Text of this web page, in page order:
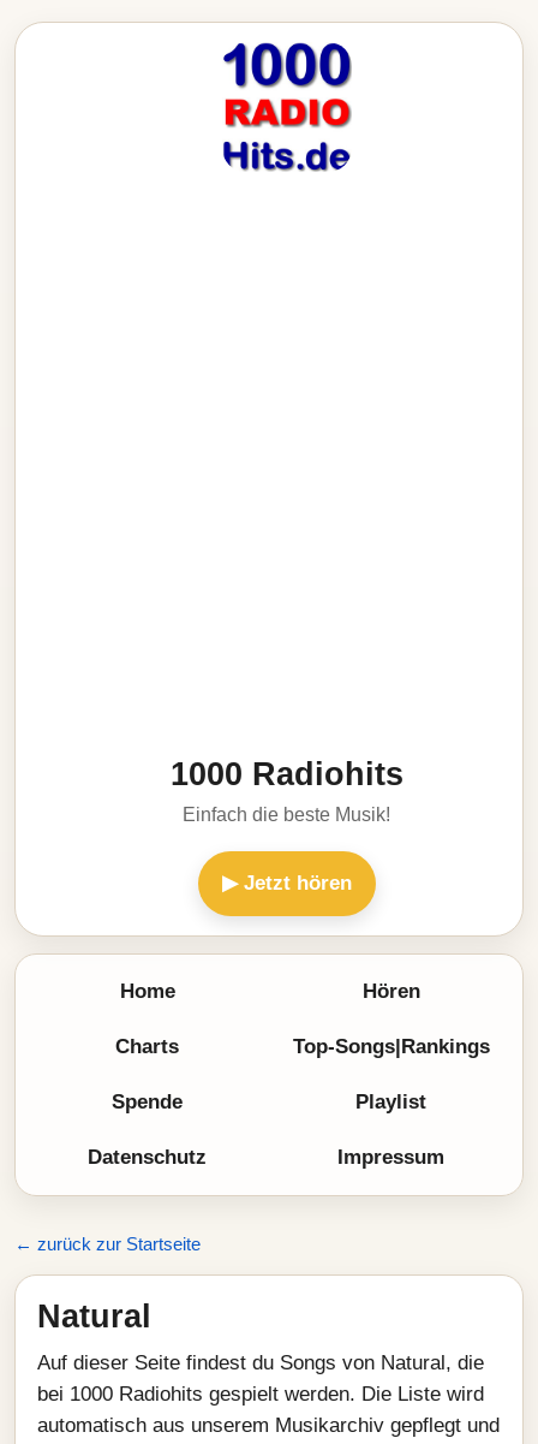
1000 Radiohits
Einfach die beste Musik!
▶ Jetzt hören
Home Hören
Charts Top-Songs|Rankings
Spende Playlist
Datenschutz Impressum
← zurück zur Startseite
Natural
Auf dieser Seite findest du Songs von Natural, die
bei 1000 Radiohits gespielt werden. Die Liste wird
automatisch aus unserem Musikarchiv gepflegt und